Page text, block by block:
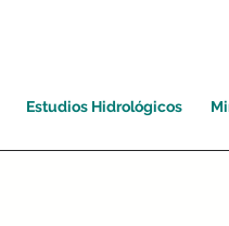
Estudios Hidrológicos